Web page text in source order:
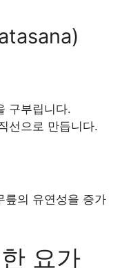
구부립니다.
선으로 만듭니다.
릎의 유연성을 증가
요가